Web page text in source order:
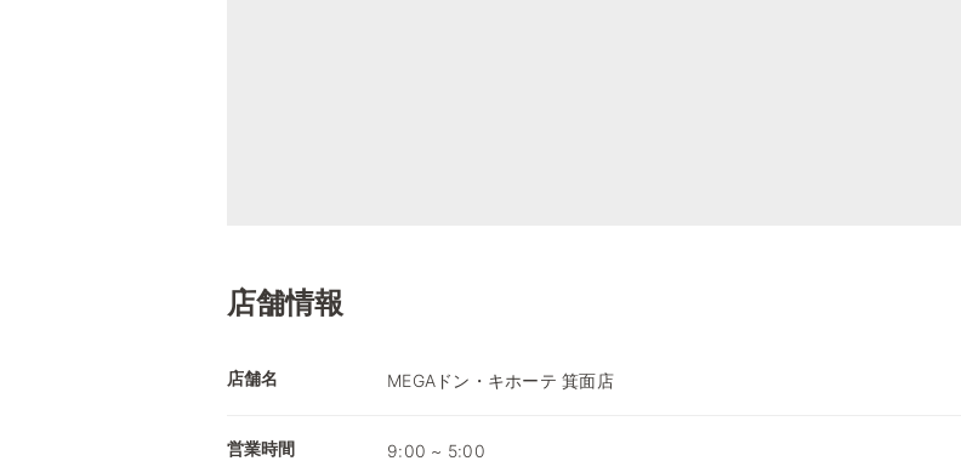
店舗情報
店舗名 MEGAドン・キホーテ 箕面店
営業時間 9:00 ~ 5:00